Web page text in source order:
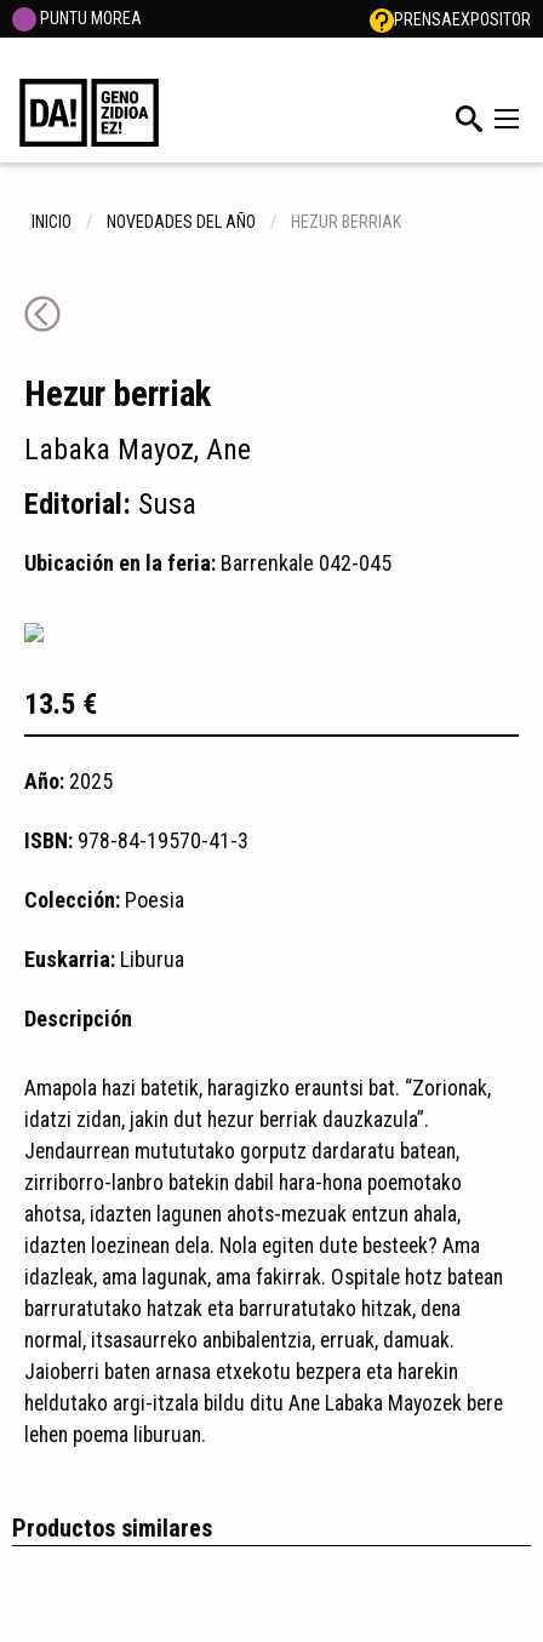
PUNTU MOREA PRENSAEXPOSITOR
INICIO NOVEDADES DEL AÑO HEZUR BERRIAK
Hezur berriak
Labaka Mayoz, Ane
Editorial: Susa
Ubicación en la feria: Barrenkale 042-045
13.5 €
Año: 2025
ISBN: 978-84-19570-41-3
Colección: Poesia
Euskarria: Liburua
Descripción
Amapola hazi batetik, haragizko erauntsi bat. “Zorionak,
idatzi zidan, jakin dut hezur berriak dauzkazula”.
Jendaurrean mutututako gorputz dardaratu batean,
zirriborro-lanbro batekin dabil hara-hona poemotako
ahotsa, idazten lagunen ahots-mezuak entzun ahala,
idazten loezinean dela. Nola egiten dute besteek? Ama
idazleak, ama lagunak, ama fakirrak. Ospitale hotz batean
barruratutako hatzak eta barruratutako hitzak, dena
normal, itsasaurreko anbibalentzia, erruak, damuak.
Jaioberri baten arnasa etxekotu bezpera eta harekin
heldutako argi-itzala bildu ditu Ane Labaka Mayozek bere
lehen poema liburuan.
Productos similares